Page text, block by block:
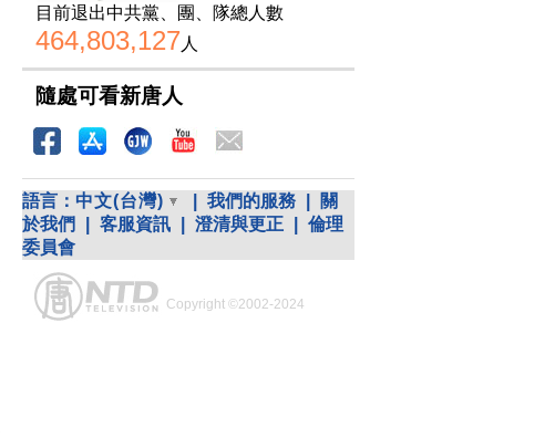
目前退出中共黨、團、隊總人數
464,803,127人
隨處可看新唐人
語言： 中文(台灣) 我們的服務
關
於我們
客服資訊 澄清與更正
倫理
委員會
Copyright ©2002-2024